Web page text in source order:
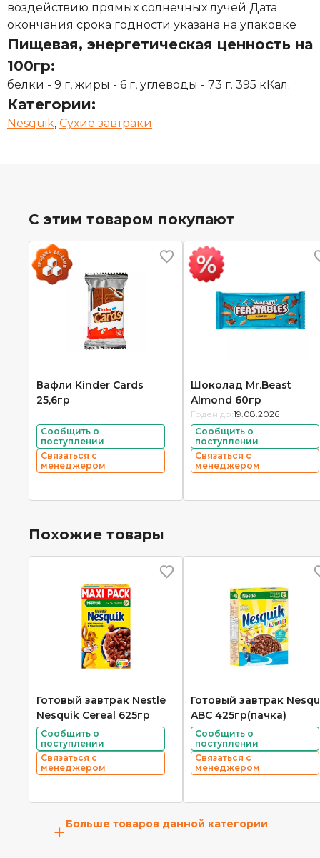
воздействию прямых солнечных лучей Дата
окончания срока годности указана на упаковке
Пищевая, энергетическая ценность на
100гр:
белки - 9 г, жиры - 6 г, углеводы - 73 г. 395 кКал.
Категории:
Nesquik, Сухие завтраки
С этим товаром покупают
Вафли Kinder Cards
25,6гр
Сообщить о
поступлении
Связаться с
менеджером
Шоколад Mr.Beast
Almond 60гр
Годен до: 19.08.2026
Сообщить о
поступлении
Связаться с
менеджером
Похожие товары
Готовый завтрак Nestle
Nesquik Cereal 625гр
Сообщить о
поступлении
Связаться с
менеджером
Готовый завтрак
ABC 425гр(пачка)
Сообщить о
поступлении
Связаться с
менеджером
+Больше товаров данной категории